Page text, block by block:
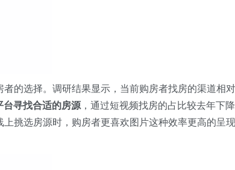
的选择。调研结果显示，当前购房者找房的渠道相对
台寻找合适的房源 ，通过短视频找房的占比较去年下降
挑选房源时，购房者更喜欢图片这种效率更高的呈现